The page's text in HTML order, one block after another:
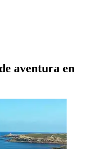
aventura en